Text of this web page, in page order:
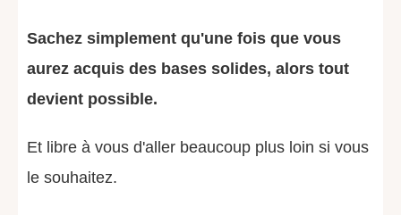
Sachez simplement qu'une fois que vous
aurez acquis des bases solides, alors tout
devient possible.
Et libre à vous d'aller beaucoup plus loin si vous
le souhaitez.